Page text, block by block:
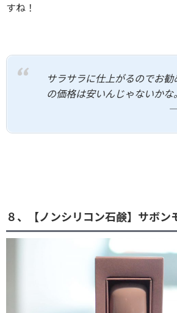
すね！
サラサラに仕上がるのでお勧
の価格は安いんじゃないかな。
８、【ノンシリコン石鹸】サボン